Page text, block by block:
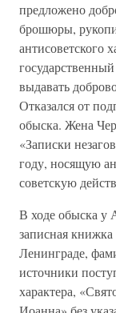
предложено
брошюры,
антисоветского
выдавать
Отказался от
обыска. Жена
«Записки
году, носящую
советскую
В ходе обыска у
записная
Ленинграде,
источники
характера,